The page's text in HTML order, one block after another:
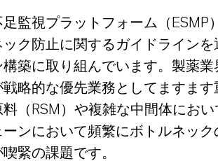
監視プラットフォーム（ESMP
ク防止に関するガイドラインを
築に取り組んでいます。製薬
略的な優先業務としてますます
（RSM）や複雑な中間体におい
ンにおいて頻繁にボトルネッ
緊の課題です。